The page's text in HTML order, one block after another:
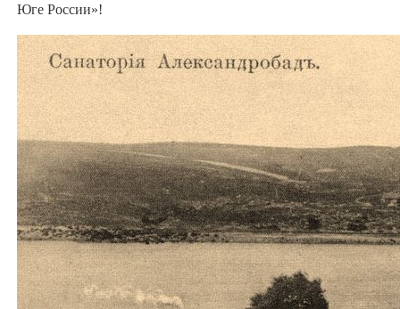
Юге России»!